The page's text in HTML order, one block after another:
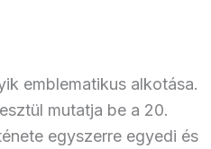
emblematikus alkotása.
mutatja be a 20.
egyszerre egyedi és